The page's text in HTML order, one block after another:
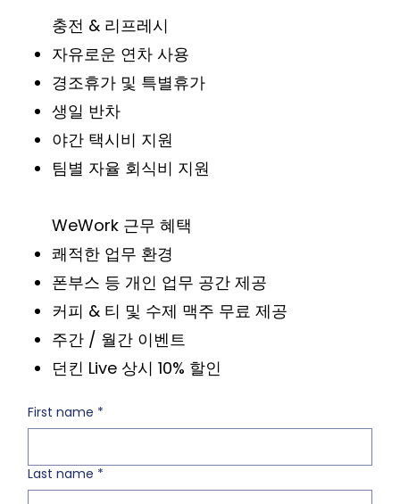
충전 & 리프레시
자유로운 연차 사용
경조휴가 및 특별휴가
생일 반차
야간 택시비 지원
팀별 자율 회식비 지원
WeWork 근무 혜택
쾌적한 업무 환경
폰부스 등 개인 업무 공간 제공
커피 & 티 및 수제 맥주 무료 제공
주간 / 월간 이벤트
던킨 Live 상시 10% 할인
First name *
Last name *